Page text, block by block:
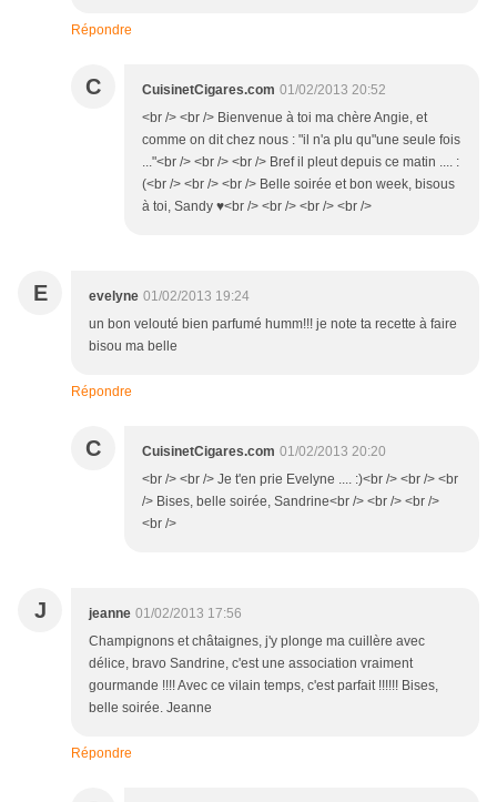
Répondre
C CuisinetCigares.com 01/02/2013 20:52
<br /> <br /> Bienvenue à toi ma chère Angie, et
comme on dit chez nous : "il n'a plu qu"une seule fois
..."<br /> <br /> <br /> Bref il pleut depuis ce matin .... :
(<br /> <br /> <br /> Belle soirée et bon week, bisous
à toi, Sandy ♥<br /> <br /> <br /> <br />
E evelyne 01/02/2013 19:24
un bon velouté bien parfumé humm!!! je note ta recette à faire
bisou ma belle
Répondre
C CuisinetCigares.com 01/02/2013 20:20
<br /> <br /> Je t'en prie Evelyne .... :)<br /> <br /> <br
/> Bises, belle soirée, Sandrine<br /> <br /> <br />
<br />
J jeanne 01/02/2013 17:56
Champignons et châtaignes, j'y plonge ma cuillère avec
délice, bravo Sandrine, c'est une association vraiment
gourmande !!!! Avec ce vilain temps, c'est parfait !!!!!! Bises,
belle soirée. Jeanne
Répondre